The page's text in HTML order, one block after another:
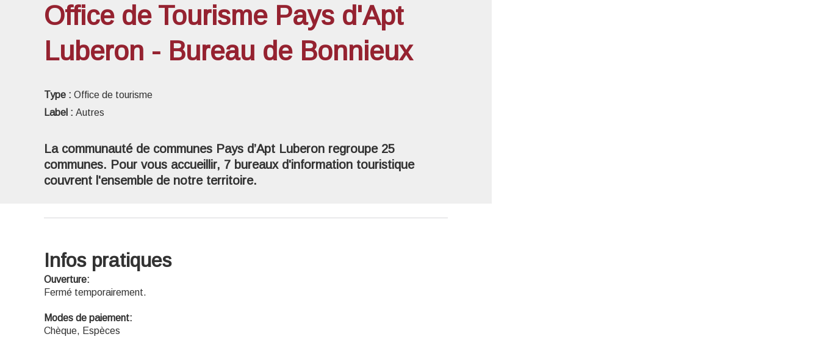
Voir l'image en plein écran
Office de Tourisme Pays d'Apt
Luberon - Bureau de Bonnieux
Type : Office de tourisme
Label : Autres
La communauté de communes Pays d’Apt Luberon regroupe 25
communes. Pour vous accueillir, 7 bureaux d'information touristique
couvrent l'ensemble de notre territoire.
Infos pratiques
Ouverture:
Fermé temporairement.
Modes de paiement:
Chèque, Espèces